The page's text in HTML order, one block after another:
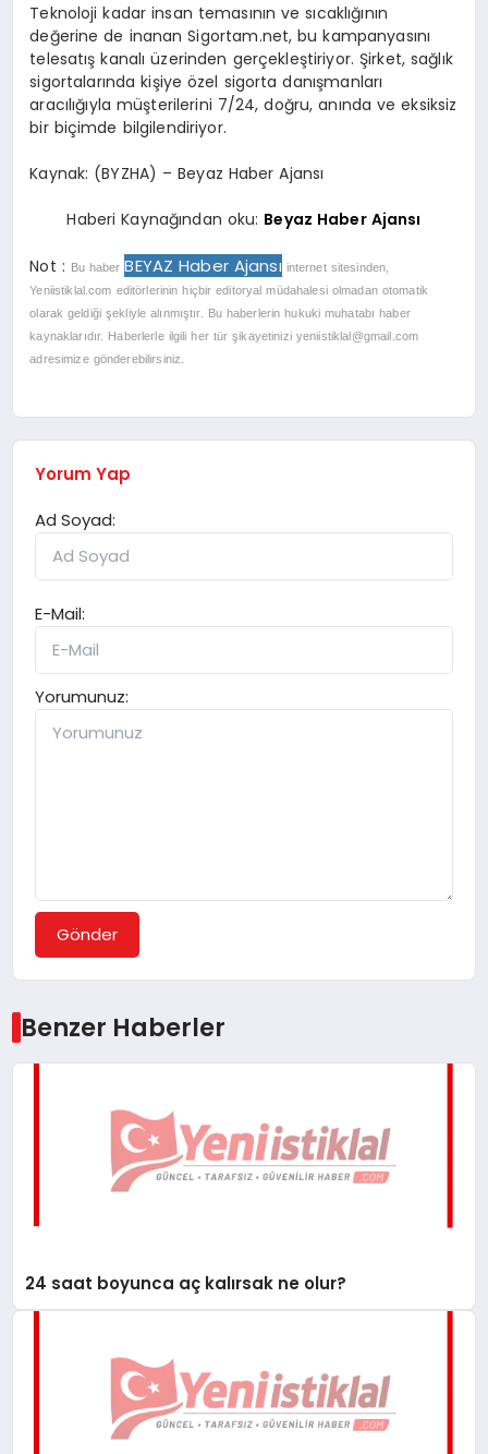
Teknoloji kadar insan temasının ve sıcaklığının
değerine de inanan Sigortam.net, bu kampanyasını
telesatış kanalı üzerinden gerçekleştiriyor. Şirket, sağlık
sigortalarında kişiye özel sigorta danışmanları
aracılığıyla müşterilerini 7/24, doğru, anında ve eksiksiz
bir biçimde bilgilendiriyor.
Kaynak: (BYZHA) – Beyaz Haber Ajansı
Haberi Kaynağından oku: Beyaz Haber Ajansı
Not : Bu haber BEYAZ Haber Ajansı internet sitesinden,
Yeniistiklal.com editörlerinin hiçbir editoryal müdahalesi olmadan otomatik
olarak geldiği şekliyle alınmıştır. Bu haberlerin hukuki muhatabı haber
kaynaklarıdır. Haberlerle ilgili her tür şikayetinizi yeniistiklal@gmail.com
adresimize gönderebilirsiniz.
Yorum Yap
Ad Soyad:
E-Mail:
Yorumunuz:
Gönder
Benzer Haberler
24 saat boyunca aç kalırsak ne olur?